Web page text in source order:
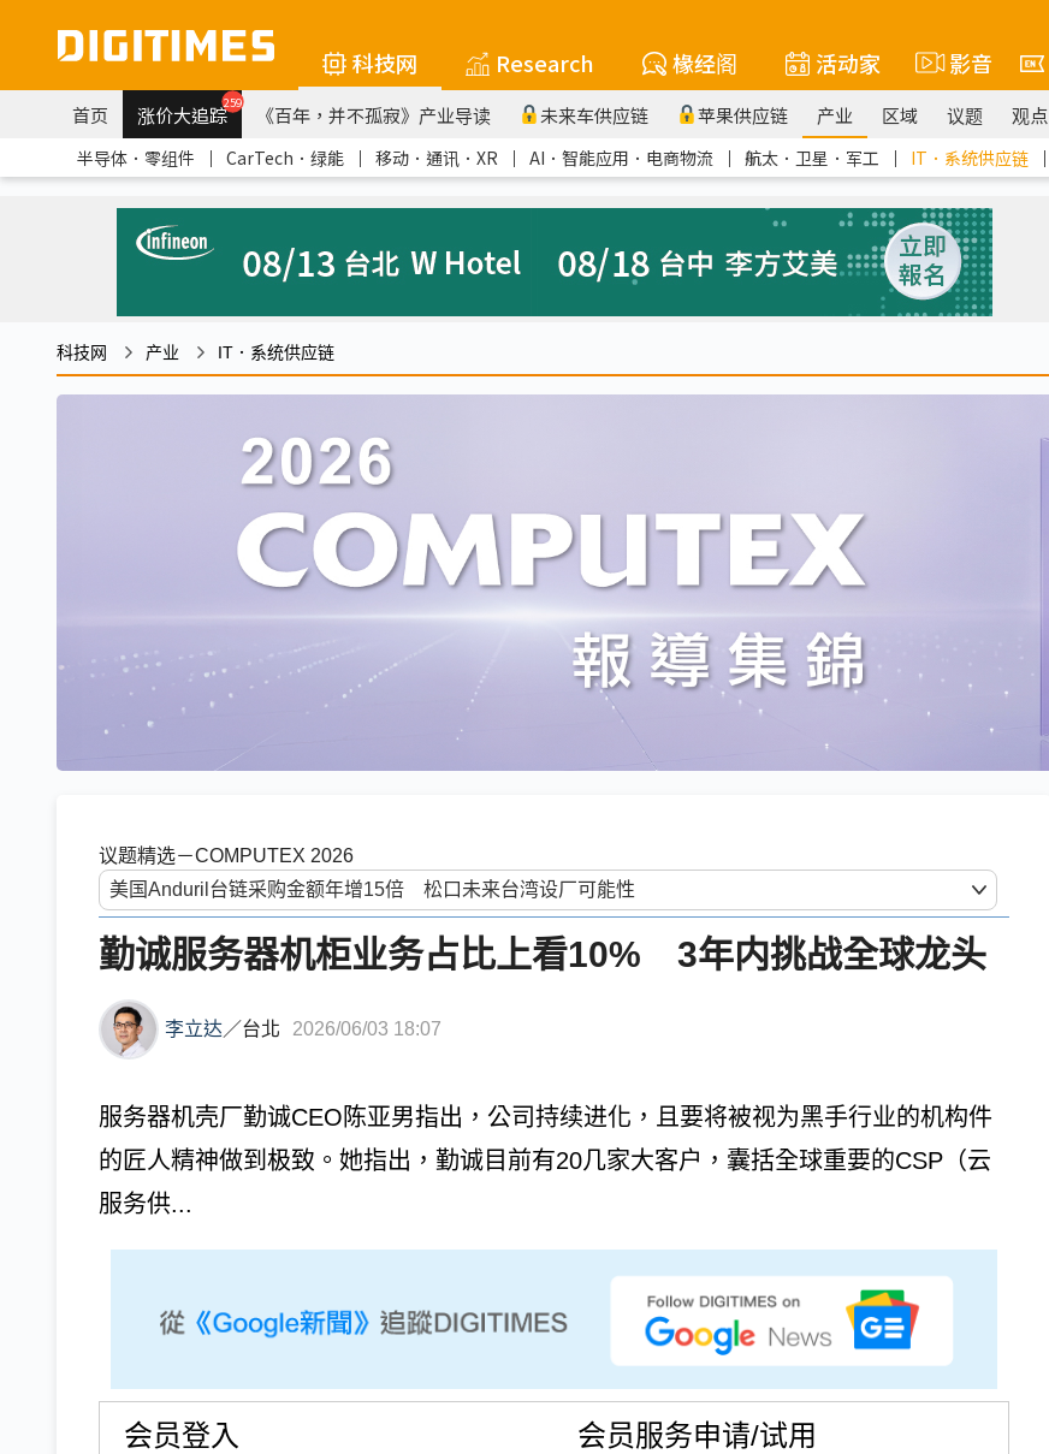
科技网 Research 椽经阁 活动家 影音
首页 涨价大追踪259 《百年，并不孤寂》产业导读 未来车供应链 苹果供应链 产业 区域 议题 观点
半导体．零组件 ｜ CarTech．绿能 ｜ 移动．通讯．XR ｜ AI．智能应用．电商物流 ｜ 航太．卫星．军工 ｜ IT．系统供应链 ｜
科技网 产业 IT．系统供应链
议题精选－COMPUTEX 2026
勤诚服务器机柜业务占比上看10% 3年内挑战全球龙头
李立达／台北 2026/06/03 18:07
服务器机壳厂勤诚CEO陈亚男指出，公司持续进化，且要将被视为黑手行业的机构件
的匠人精神做到极致。她指出，勤诚目前有20几家大客户，囊括全球重要的CSP（云
服务供...
会员登入 会员服务申请/试用